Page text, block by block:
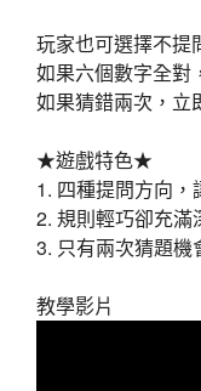
玩家也可選擇不提
如果六個數字全對
如果猜錯兩次，立
★遊戲特色★
1. 四種提問方向
2. 規則輕巧卻充
3. 只有兩次猜題
教學影片